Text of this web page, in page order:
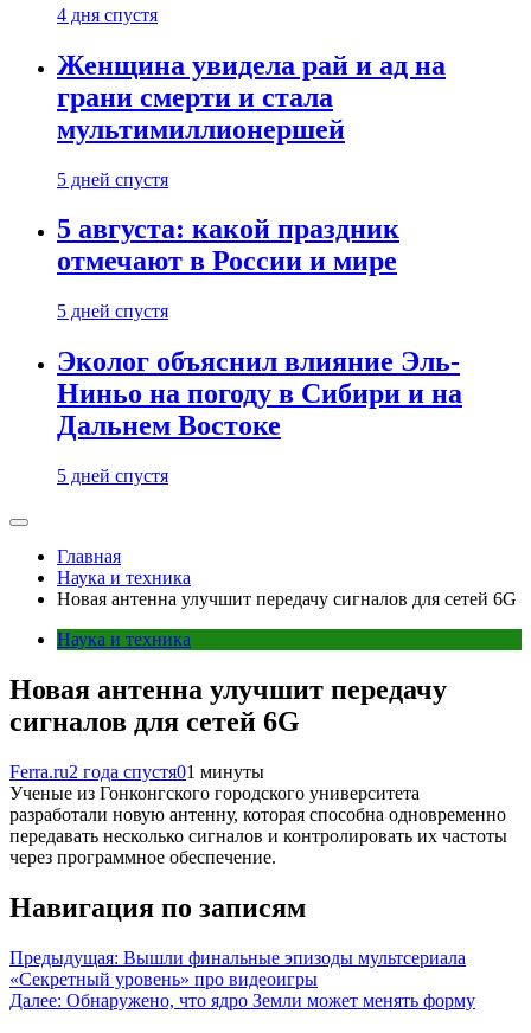
4 дня спустя
Женщина увидела рай и ад на
грани смерти и стала
мультимиллионершей
5 дней спустя
5 августа: какой праздник
отмечают в России и мире
5 дней спустя
Эколог объяснил влияние Эль-
Ниньо на погоду в Сибири и на
Дальнем Востоке
5 дней спустя
Главная
Наука и техника
Новая антенна улучшит передачу сигналов для сетей 6G
Наука и техника
Новая антенна улучшит передачу
сигналов для сетей 6G
Ferra.ru2 года спустя01 минуты
Ученые из Гонконгского городского университета
разработали новую антенну, которая способна одновременно
передавать несколько сигналов и контролировать их частоты
через программное обеспечение.
Навигация по записям
Предыдущая: Вышли финальные эпизоды мультсериала
«Секретный уровень» про видеоигры
Далее: Обнаружено, что ядро Земли может менять форму